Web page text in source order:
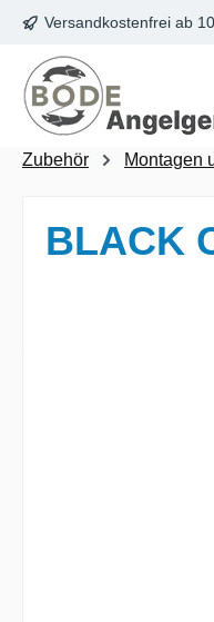
Hauptinhalt springen
Zur Suche springen
Zur Hauptnavigation
Versandkostenfrei ab
Zubehör Montagen
BLACK